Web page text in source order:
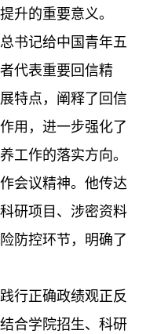
升的重要意义。
书记给中国青年五
代表重要回信精
特点，阐释了回信
用，进一步强化了
工作的落实方向。
会议精神。他传达
研项目、涉密资料
防控环节，明确了
行正确政绩观正反
合学院招生、科研